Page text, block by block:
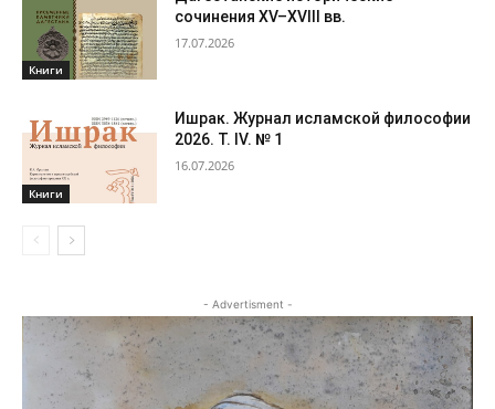
Книги
сочинения XV–XVIII вв.
17.07.2026
Книги
Ишрак. Журнал исламской философии
2026. Т. IV. № 1
16.07.2026
- Advertisment -